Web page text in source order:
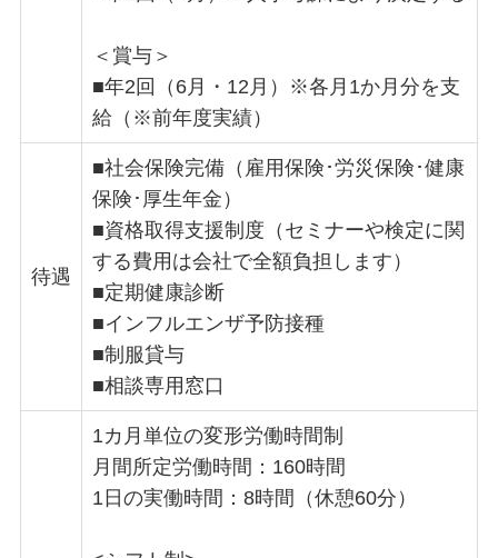
＜賞与＞
■年2回（6月・12月）※各月1か月分を支
給（※前年度実績）
待遇
■社会保険完備（雇用保険･労災保険･健康
保険･厚生年金）
■資格取得支援制度（セミナーや検定に関
する費用は会社で全額負担します）
■定期健康診断
■インフルエンザ予防接種
■制服貸与
■相談専用窓口
1カ月単位の変形労働時間制
月間所定労働時間：160時間
1日の実働時間：8時間（休憩60分）